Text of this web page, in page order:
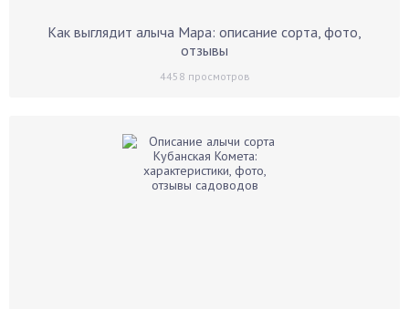
Как выглядит алыча Мара: описание сорта, фото,
отзывы
4458 просмотров